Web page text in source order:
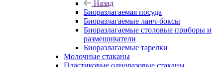
Назад
Биоразлагаемая посуда
Биоразлагаемые ланч-боксы
Биоразлагаемые столовые приборы и
размешиватели
Биоразлагаемые тарелки
Молочные стаканы
Пластиковые одноразовые стаканы